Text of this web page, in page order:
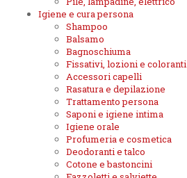
Igiene e cura persona
Shampoo
Balsamo
Bagnoschiuma
Fissativi, lozioni e coloranti
Accessori capelli
Rasatura e depilazione
Trattamento persona
Saponi e igiene intima
Igiene orale
Profumeria e cosmetica
Deodoranti e talco
Cotone e bastoncini